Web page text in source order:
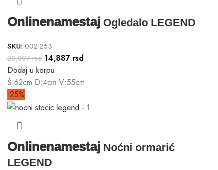
Onlinenamestaj Ogledalo LEGEND
SKU: 002-263
20,097rsd 14,887 rsd
Dodaj u korpu
Š:62cm D:4cm V:55cm
-25%
Onlinenamestaj Noćni ormarić
LEGEND